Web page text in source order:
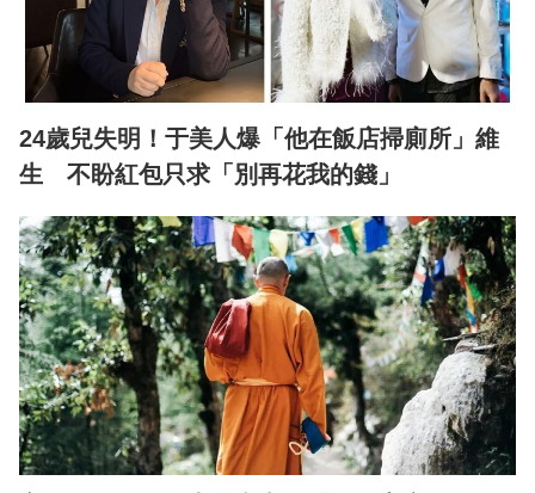
24歲兒失明！于美人爆「他在飯店掃廁所」維
生 不盼紅包只求「別再花我的錢」